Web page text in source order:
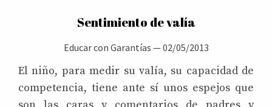
Sentimiento de valía
Educar con Garantías —02/05/2013
El niño, para medir su valía, su capacidad de
competencia, tiene ante sí unos espejos que